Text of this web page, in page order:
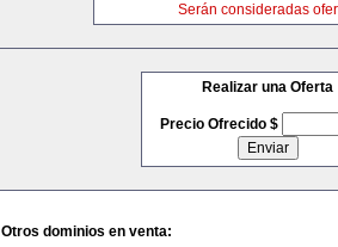
Serán consideradas
Realizar una Oferta
Precio Ofrecido $
Otros dominios en venta: